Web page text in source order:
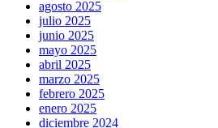
agosto 2025
julio 2025
junio 2025
mayo 2025
abril 2025
marzo 2025
febrero 2025
enero 2025
diciembre 2024